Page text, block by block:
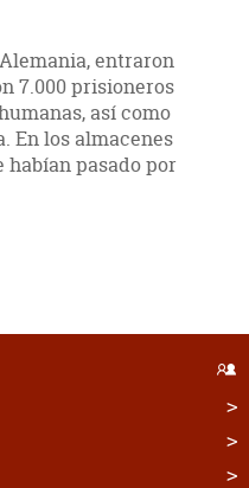
entraron
7.000 prisioneros
así como
En los almacenes
pasado por